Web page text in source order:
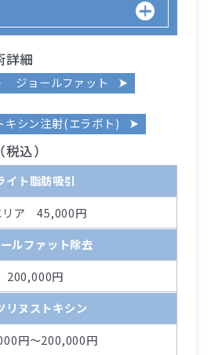
詳細
ジョールファット
キシン注射(エラボト)
込）
イト脂肪吸引
リア 45,000円
ルファット除去
200,000円
リヌストキシン
円～200,000円